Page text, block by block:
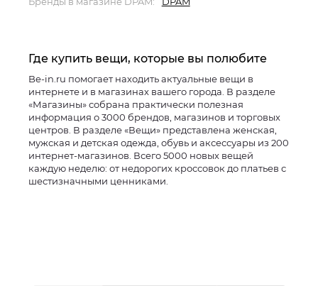
Где купить вещи, которые вы полюбите
Be-in.ru помогает находить актуальные вещи в
интернете и в магазинах вашего города. В разделе
«Магазины» собрана практически полезная
информация о 3000 брендов, магазинов и торговых
центров. В разделе «Вещи» представлена женская,
мужская и детская одежда, обувь и аксессуары из 200
интернет-магазинов. Всего 5000 новых вещей
каждую неделю: от недорогих кроссовок до платьев с
шестизначными ценниками.